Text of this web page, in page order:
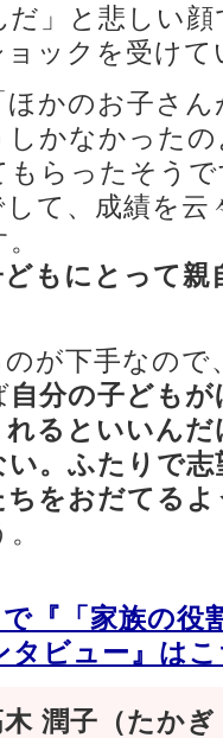
だ」と悲しい
ックを受け
かのお子さ
かなかった
らったそう
て、成績を
もにとって
が下手なの
自分の子ども
れるといいん
。ふたりで
をおだてる
『「家族の役
ビュー』はこ
潤子（たか